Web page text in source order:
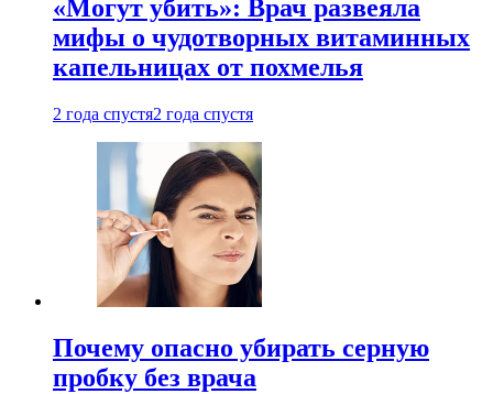
«Могут убить»: Врач развеяла
мифы о чудотворных витаминных
капельницах от похмелья
2 года спустя2 года спустя
Почему опасно убирать серную
пробку без врача